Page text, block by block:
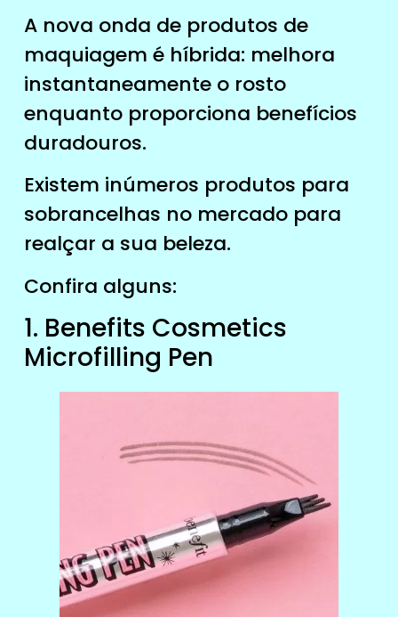
A nova onda de produtos de
maquiagem é híbrida: melhora
instantaneamente o rosto
enquanto proporciona benefícios
duradouros.
Existem inúmeros produtos para
sobrancelhas no mercado para
realçar a sua beleza.
Confira alguns:
1. Benefits Cosmetics
Microfilling Pen